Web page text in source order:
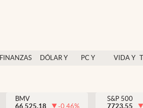
FINANZAS
DÓLAR Y
PC Y
VIDA Y
México
BMV
66.525,18
-0.46%
S&P 500
7723,55